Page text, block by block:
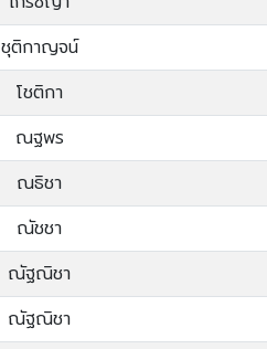
ชุติกาญจน์
โชติกา
ณฐพร
ณธิชา
ณัชชา
ณัฐณิชา
ณัฐณิชา